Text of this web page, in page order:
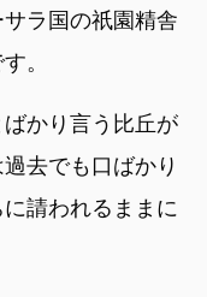
ラ国の祇園精舎
。
かり言う比丘が
去でも口ばかり
請われるままに